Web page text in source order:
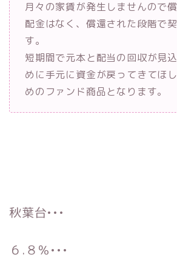
月々の家賃が発生しませんので
配金はなく、償還された段階で
す。
短期間で元本と配当の回収が見
めに手元に資金が戻ってきてほ
めのファンド商品となります。
秋葉台•••
６.８％•••